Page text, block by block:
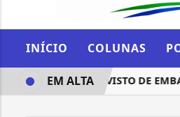
INÍCIO COLUNAS
DE VISTO DE
EM ALTA